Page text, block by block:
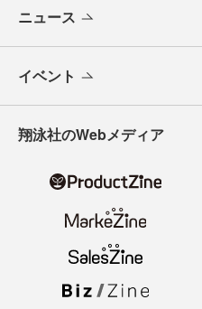
ニュース
イベント
翔泳社のWebメディア